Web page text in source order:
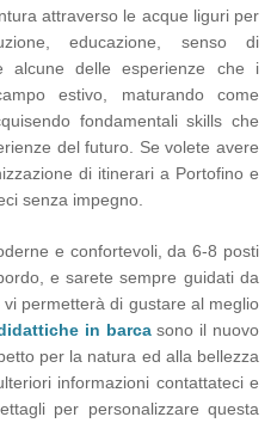
attraverso le acque liguri per
educazione, senso di
alcune delle esperienze che i
estivo, maturando come
fondamentali skills che
del futuro. Se volete avere
di itinerari a Portofino e
senza impegno.
e confortevoli, da 6-8 posti
e sarete sempre guidati da
permetterà di gustare al meglio
in barcasono il nuovo
per la natura ed alla bellezza
informazioni contattateci e
per personalizzare questa